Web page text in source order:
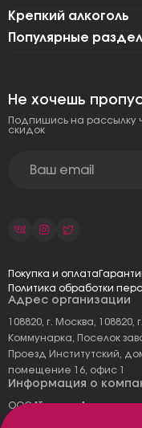
Крепкий алкоголь
Популярные
Адрес организации
108820, г. Москва, 108820,
Коммунарка, Поселок
Проезд Институтский,
помещение 16, офис 1
Информация о
ООО "Тоскана"
Не хочешь
Подпишись на рассылку
скидок
Покупка и оплата
Политика обработки